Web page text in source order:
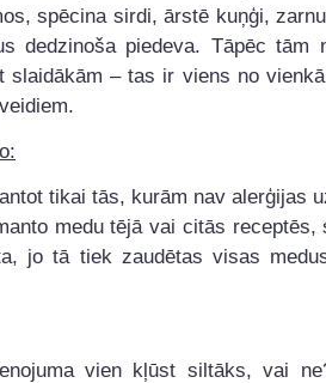
spēcina sirdi, ārstē kuņģi,
dedzinoša piedeva. Tāpēc tām
slaidākām – tas ir viens no
tikai tās, kurām nav alerģijas
medu tējā vai citās receptēs,
jo tā tiek zaudētas visas
vien kļūst siltāks, vai